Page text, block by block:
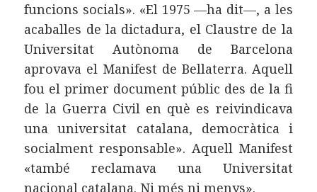
funcions socials». «El 1975 —ha dit—, a les
acaballes de la dictadura, el Claustre de la
Universitat Autònoma de Barcelona
aprovava el Manifest de Bellaterra. Aquell
fou el primer document públic des de la fi
de la Guerra Civil en què es reivindicava
una universitat catalana, democràtica i
socialment responsable». Aquell Manifest
«també reclamava una Universitat
nacional catalana. Ni més ni menys».